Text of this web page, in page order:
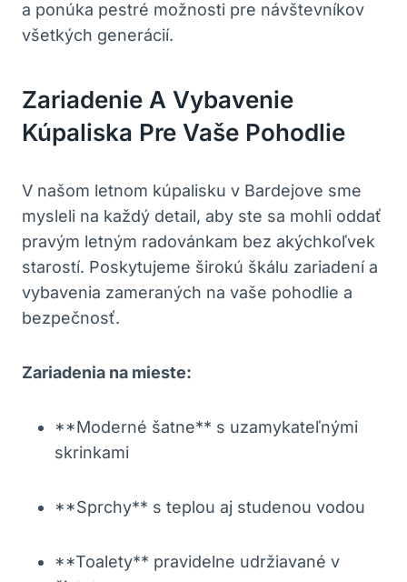
a ponúka pestré možnosti pre návštevníkov
všetkých generácií.
Zariadenie A Vybavenie
Kúpaliska Pre Vaše Pohodlie
V našom letnom kúpalisku v Bardejove sme
mysleli na každý detail, aby ste sa mohli oddať
pravým letným radovánkam bez akýchkoľvek
starostí. Poskytujeme širokú škálu zariadení a
vybavenia zameraných na vaše pohodlie a
bezpečnosť.
Zariadenia na mieste:
**Moderné šatne** s uzamykateľnými
skrinkami
**Sprchy** s teplou aj studenou vodou
**Toalety** pravidelne udržiavané v